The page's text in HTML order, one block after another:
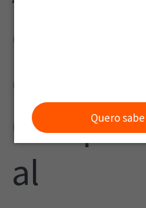
Quero
e
com
al